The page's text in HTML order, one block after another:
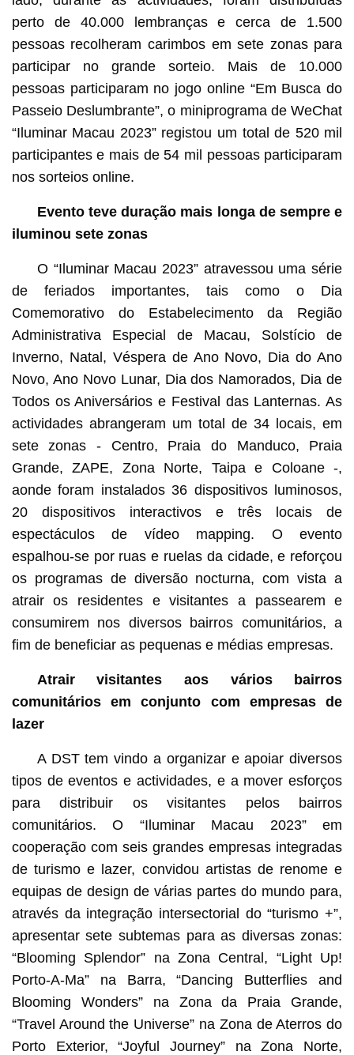
perto de 40.000 lembranças e cerca de 1.500
pessoas recolheram carimbos em sete zonas para
participar no grande sorteio. Mais de 10.000
pessoas participaram no jogo online “Em Busca do
Passeio Deslumbrante”, o miniprograma de WeChat
“Iluminar Macau 2023” registou um total de 520 mil
participantes e mais de 54 mil pessoas participaram
nos sorteios online.
Evento teve duração mais longa de sempre e
iluminou sete zonas
O “Iluminar Macau 2023” atravessou uma série
de feriados importantes, tais como o Dia
Comemorativo do Estabelecimento da Região
Administrativa Especial de Macau, Solstício de
Inverno, Natal, Véspera de Ano Novo, Dia do Ano
Novo, Ano Novo Lunar, Dia dos Namorados, Dia de
Todos os Aniversários e Festival das Lanternas. As
actividades abrangeram um total de 34 locais, em
sete zonas - Centro, Praia do Manduco, Praia
Grande, ZAPE, Zona Norte, Taipa e Coloane -,
aonde foram instalados 36 dispositivos luminosos,
20 dispositivos interactivos e três locais de
espectáculos de vídeo mapping. O evento
espalhou-se por ruas e ruelas da cidade, e reforçou
os programas de diversão nocturna, com vista a
atrair os residentes e visitantes a passearem e
consumirem nos diversos bairros comunitários, a
fim de beneficiar as pequenas e médias empresas.
Atrair visitantes aos vários bairros
comunitários em conjunto com empresas de
lazer
A DST tem vindo a organizar e apoiar diversos
tipos de eventos e actividades, e a mover esforços
para distribuir os visitantes pelos bairros
comunitários. O “Iluminar Macau 2023” em
cooperação com seis grandes empresas integradas
de turismo e lazer, convidou artistas de renome e
equipas de design de várias partes do mundo para,
através da integração intersectorial do “turismo +”,
apresentar sete subtemas para as diversas zonas:
“Blooming Splendor” na Zona Central, “Light Up!
Porto-A-Ma” na Barra, “Dancing Butterflies and
Blooming Wonders” na Zona da Praia Grande,
“Travel Around the Universe” na Zona de Aterros do
Porto Exterior, “Joyful Journey” na Zona Norte,